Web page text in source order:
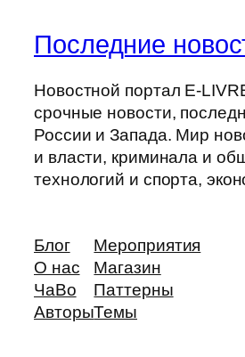
Последние
Новостной портал E-
срочные новости,
России и Запада. Мир
и власти, криминала и
технологий и спорта,
Блог
О нас
ЧаВо
Авторы
Мероприятия
Магазин
Паттерны
Темы